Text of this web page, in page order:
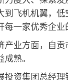
到飞机机翼，低
每一家优秀企业
产业方面，自贡
熟。
投资集团总经理